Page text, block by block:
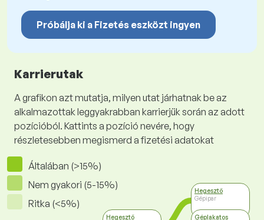
Próbálja ki a Fizetés eszközt ingyen
Karrierutak
A grafikon azt mutatja, milyen utat járhatnak be az
alkalmazottak leggyakrabban karrierjük során az adott
pozícióból. Kattints a pozíció nevére, hogy
részletesebben megismerd a fizetési adatokat
Általában (>15%)
Nem gyakori (5-15%)
Ritka (<5%)
Hegesztő
Hegesztő
Gépipar
Géplakatos